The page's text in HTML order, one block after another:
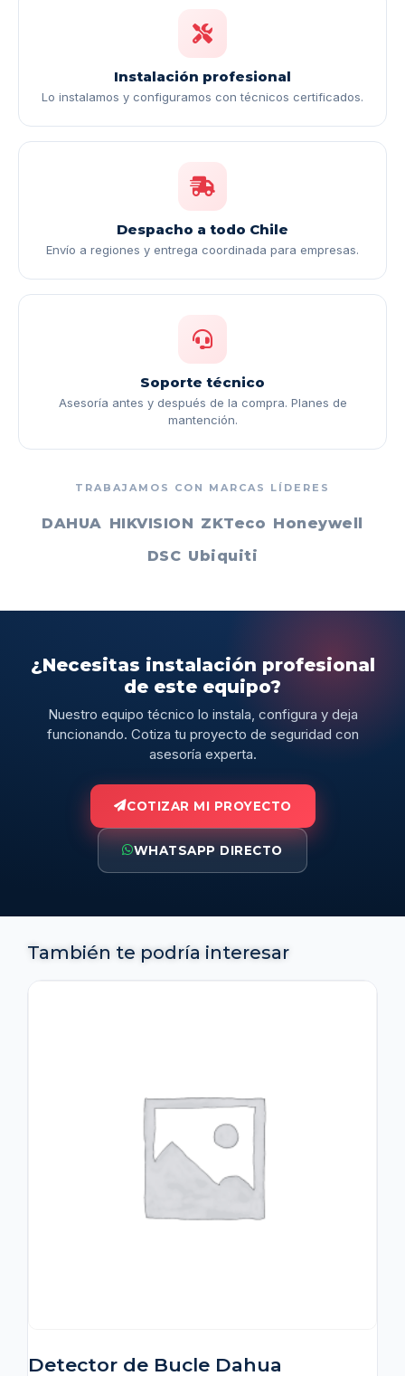
Instalación profesional
Lo instalamos y configuramos con técnicos certificados.
Despacho a todo Chile
Envío a regiones y entrega coordinada para empresas.
Soporte técnico
Asesoría antes y después de la compra. Planes de
mantención.
TRABAJAMOS CON MARCAS LÍDERES
DAHUA HIKVISION ZKTeco Honeywell
DSC Ubiquiti
¿Necesitas instalación profesional
de este equipo?
Nuestro equipo técnico lo instala, configura y deja
funcionando. Cotiza tu proyecto de seguridad con
asesoría experta.
COTIZAR MI PROYECTO
WHATSAPP DIRECTO
También te podría interesar
Detector de Bucle Dahua